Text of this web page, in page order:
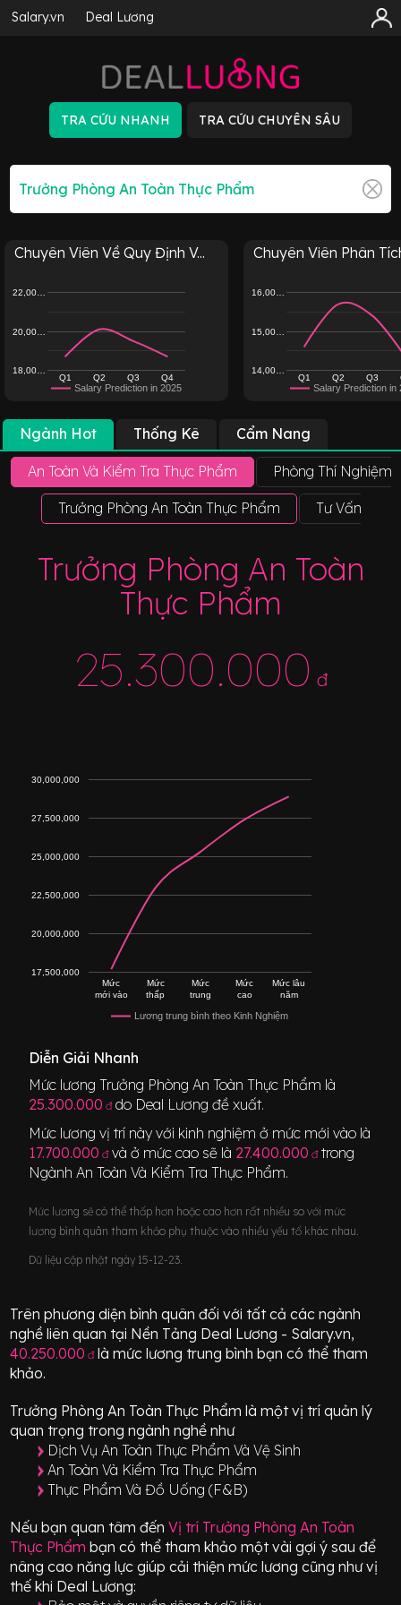
Salary.vn Deal Lương
Chuyên Viên Về Quy Định V...
Salary Prediction in 2025
Q1 Q2 Q3 Q4
18,00…
20,00…
22,00…
Chuyên Viên Phân
Salary Prediction in
Q1 Q2 Q3
14,00…
15,00…
16,00…
Ngành Hot Thống Kê Cẩm Nang
An Toàn Và Kiểm Tra Thực Phẩm Phòng Thí Nghiệm
Trưởng Phòng An Toàn Thực Phẩm Tư Vấn Viên
Trưởng Phòng An Toàn
Thực Phẩm
25.300.000 đ
Lương trung bình theo Kinh Nghiệm
Mức
mới vào
Mức
thấp
Mức
trung
Mức
cao
Mức lâu
năm
17,500,000
20,000,000
22,500,000
25,000,000
27,500,000
30,000,000
Diễn Giải Nhanh
Mức lươngTrưởng Phòng An Toàn Thực Phẩm là
25.300.000 đdo Deal Lương đề xuất.
Mức lương vị trí này với kinh nghiệm ở mức mới vào là
17.700.000 đ và ở mức cao sẽ là 27.400.000 đ trong
Ngành An Toàn Và Kiểm Tra Thực Phẩm.
Mức lương sẽ có thể thấp hơn hoặc cao hơn rất nhiều so với mức
lương bình quân tham khảo phụ thuộc vào nhiều yếu tố khác nhau.
Dữ liệu cập nhật ngày 15-12-23.
Trên phương diện bình quân đối với tất cả các ngành
nghề liên quan tại Nền Tảng Deal Lương - Salary.vn,
40.250.000 đlà mức lương trung bình bạn có thể tham
khảo.
Trưởng Phòng An Toàn Thực Phẩm là một vị tríquản lý
quan trọng trong ngành nghề như
Dịch Vụ An Toàn Thực Phẩm Và Vệ Sinh
An Toàn Và Kiểm Tra Thực Phẩm
Thực Phẩm Và Đồ Uống (F&B)
Nếu bạn quan tâm đến Vị trí Trưởng Phòng An Toàn
Thực Phẩm bạn có thể tham khảo một vài gợi ý sau để
nâng cao năng lực giúp cải thiện mức lương cũng như vị
thế khi Deal Lương: